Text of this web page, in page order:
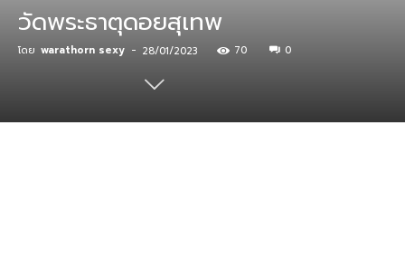
วัดพระธาตุดอยสุเทพ
โดย warathorn sexy - 28/01/2023 70 0